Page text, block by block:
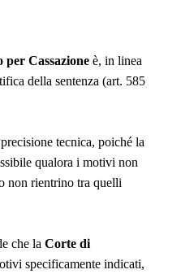
per Cassazione è, in linea
della sentenza (art. 585
tecnica, poiché la
qualora i motivi non
non rientrino tra quelli
che la Corte di
specificamente indicati,